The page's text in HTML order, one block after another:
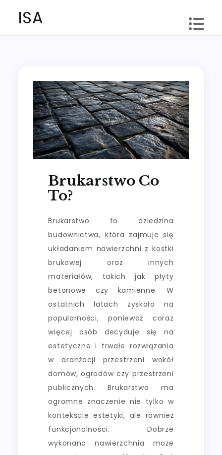
ISA
Brukarstwo Co
To?
Brukarstwo to dziedzina
budownictwa, która zajmuje się
układaniem nawierzchni z kostki
brukowej oraz innych
materiałów, takich jak płyty
betonowe czy kamienne. W
ostatnich latach zyskało na
popularności, ponieważ coraz
więcej osób decyduje się na
estetyczne i trwałe rozwiązania
w aranżacji przestrzeni wokół
domów, ogrodów czy przestrzeni
publicznych. Brukarstwo ma
ogromne znaczenie nie tylko w
kontekście estetyki, ale również
funkcjonalności. Dobrze
wykonana nawierzchnia może